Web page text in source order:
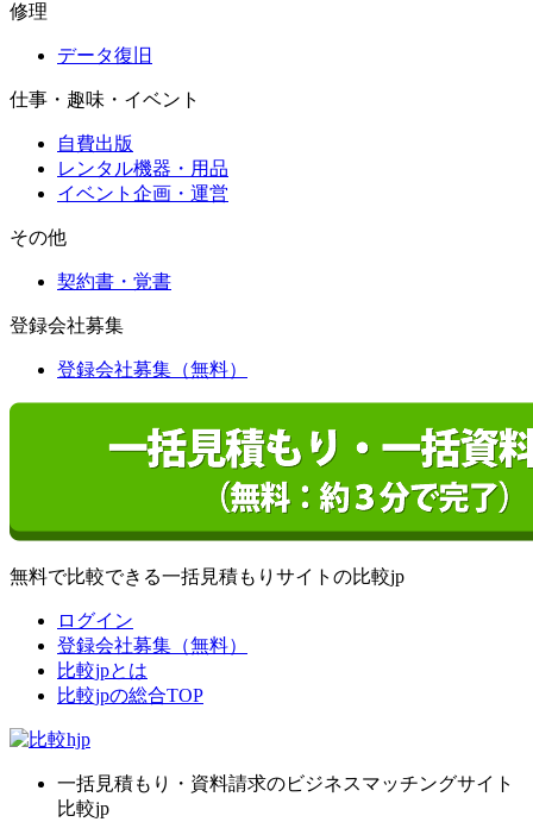
修理
データ復旧
仕事・趣味・イベント
自費出版
レンタル機器・用品
イベント企画・運営
その他
契約書・覚書
登録会社募集
登録会社募集（無料）
無料で比較できる一括見積もりサイトの比較jp
ログイン
登録会社募集（無料）
比較jpとは
比較jpの総合TOP
一括見積もり・資料請求のビジネスマッチングサイト
比較jp